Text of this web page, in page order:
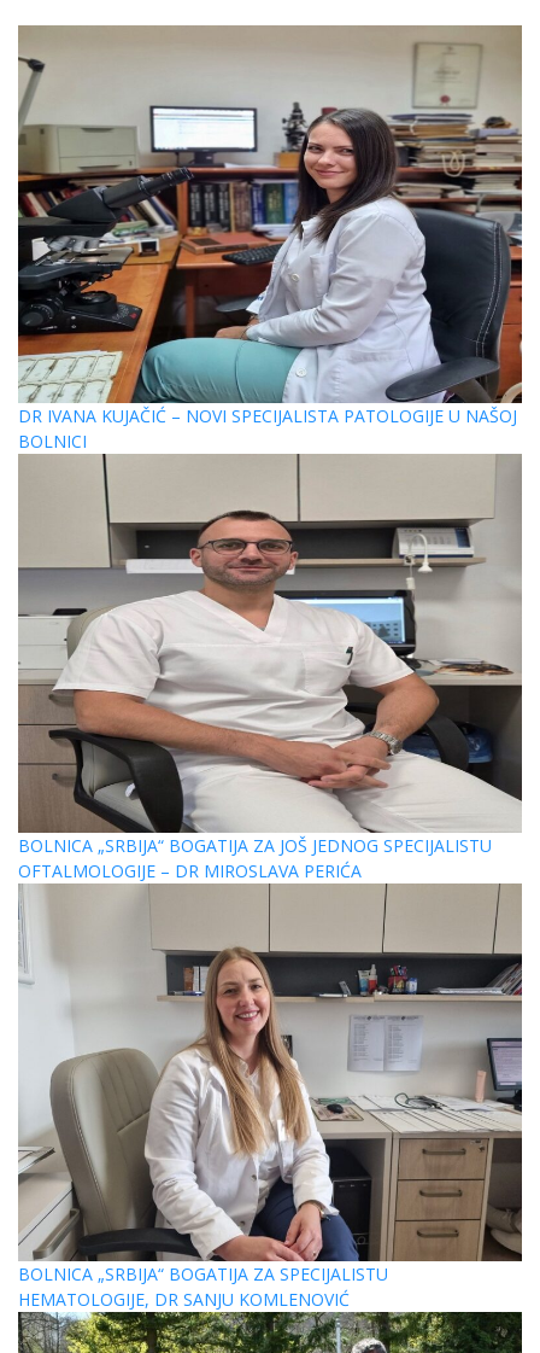
DR IVANA KUJAČIĆ – NOVI SPECIJALISTA PATOLOGIJE U NAŠOJ
BOLNICI
BOLNICA „SRBIJA“ BOGATIJA ZA JOŠ JEDNOG SPECIJALISTU
OFTALMOLOGIJE – DR MIROSLAVA PERIĆA
BOLNICA „SRBIJA“ BOGATIJA ZA SPECIJALISTU
HEMATOLOGIJE, DR SANJU KOMLENOVIĆ